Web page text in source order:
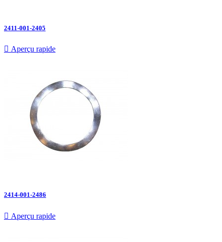
2411-001-2405
 Aperçu rapide
2414-001-2486
 Aperçu rapide